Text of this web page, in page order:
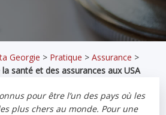
Georgie > Pratique >Assurance >
santé et des assurances aux USA
pour être l’un des pays où les
plus chers au monde. Pour une